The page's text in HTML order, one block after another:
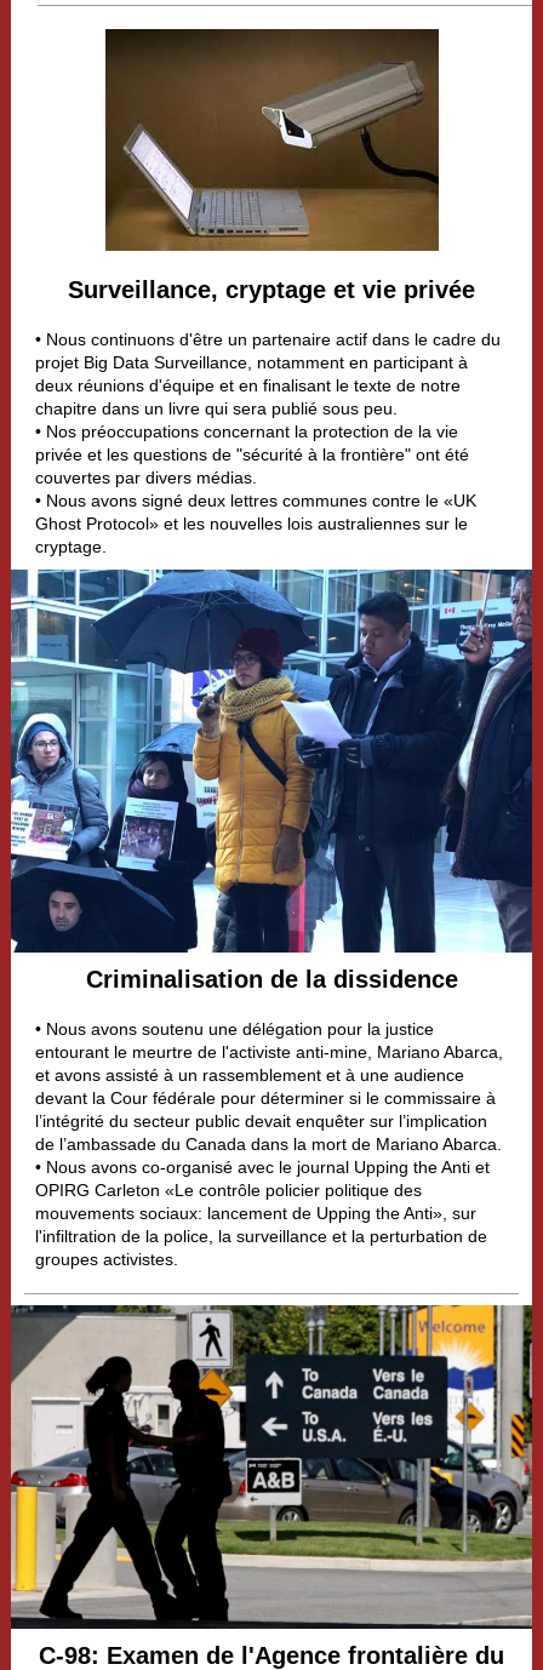
Surveillance, cryptage et vie privée
• Nous continuons d'être un partenaire actif dans le cadre du
projet Big Data Surveillance, notamment en participant à
deux réunions d'équipe et en finalisant le texte de notre
chapitre dans un livre qui sera publié sous peu.
• Nos préoccupations concernant la protection de la vie
privée et les questions de "sécurité à la frontière" ont été
couvertes par divers médias.
• Nous avons signé deux lettres communes contre le «UK
Ghost Protocol» et les nouvelles lois australiennes sur le
cryptage.
Criminalisation de la dissidence
• Nous avons soutenu une délégation pour la justice
entourant le meurtre de l'activiste anti-mine, Mariano Abarca,
et avons assisté à un rassemblement et à une audience
devant la Cour fédérale pour déterminer si le commissaire à
l’intégrité du secteur public devait enquêter sur l’implication
de l’ambassade du Canada dans la mort de Mariano Abarca.
• Nous avons co-organisé avec le journal Upping the Anti et
OPIRG Carleton «Le contrôle policier politique des
mouvements sociaux: lancement de Upping the Anti», sur
l'infiltration de la police, la surveillance et la perturbation de
groupes activistes.
C-98: Examen de l'Agence frontalière du